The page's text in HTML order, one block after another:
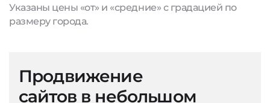
Указаны цены «от» и «средние» с градацией по
размеру города.
Продвижение
сайтов в небольшом